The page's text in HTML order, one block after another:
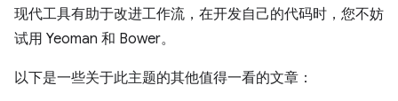
现代工具有助于改进工作流，在开发自己的代码时，您不妨
试用 Yeoman 和 Bower。
以下是一些关于此主题的其他值得一看的文章：